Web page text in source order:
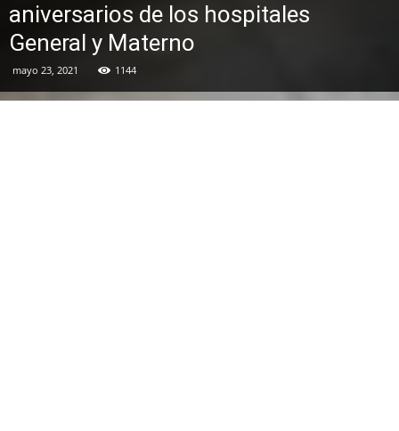
aniversarios de los hospitales
General y Materno
mayo 23, 2021 1144